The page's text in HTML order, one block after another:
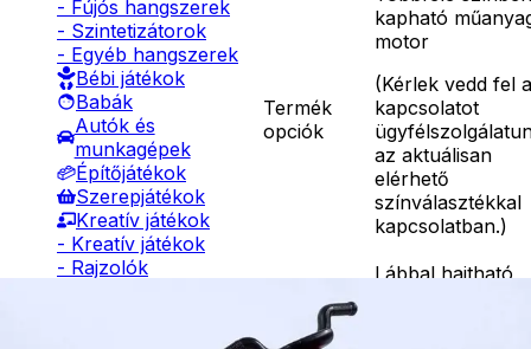
- Fújós hangszerek
- Szintetizátorok
- Egyéb hangszerek
Bébi játékok
Babák
Autók és
munkagépek
Építőjátékok
Szerepjátékok
Kreatív játékok
- Kreatív játékok
- Rajzolók
Termék
opciók
kapható
motor
(Kérlek vedd fel a
kapcsolatot
az aktuálisan
elérhető
színválasztékkal
kapcsolatban.)
Részletes
leírás
Lábbal hajtható,